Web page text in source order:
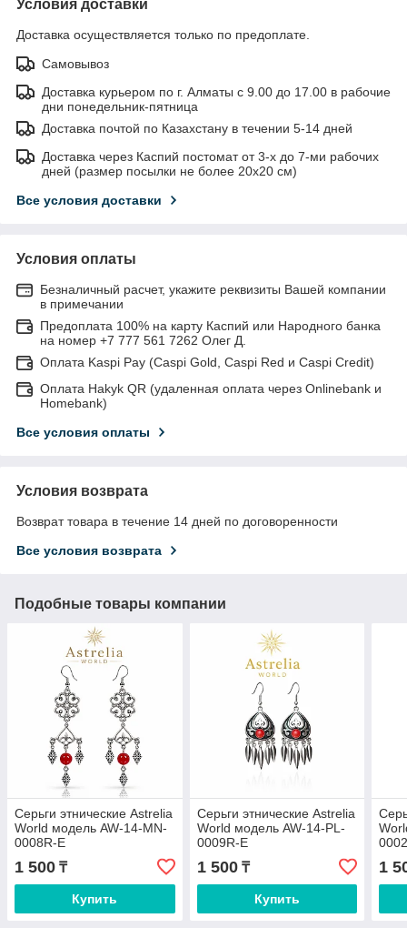
Условия доставки
Доставка осуществляется только по предоплате.
Самовывоз
Доставка курьером по г. Алматы с 9.00 до 17.00 в рабочие
дни понедельник-пятница
Доставка почтой по Казахстану в течении 5-14 дней
Доставка через Каспий постомат от 3-х до 7-ми рабочих
дней (размер посылки не более 20х20 см)
Все условия доставки
Условия оплаты
Безналичный расчет, укажите реквизиты Вашей компании
в примечании
Предоплата 100% на карту Каспий или Народного банка
на номер +7 777 561 7262 Олег Д.
Оплата Kaspi Pay (Caspi Gold, Caspi Red и Caspi Credit)
Оплата Hakyk QR (удаленная оплата через Onlinebank и
Homebank)
Все условия оплаты
Условия возврата
Возврат товара в течение 14 дней по договоренности
Все условия возврата
Подобные товары компании
Серьги этнические Astrelia
World модель AW-14-MN-
0008R-E
1 500 ₸
Купить
Серьги этнические Astrelia
World модель AW-14-PL-
0009R-E
1 500₸
Купить
1